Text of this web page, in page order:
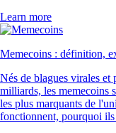
Learn more
Memecoins : définition,
Nés de blagues virales et
milliards, les memecoins
les plus marquants de
fonctionnent, pourquoi